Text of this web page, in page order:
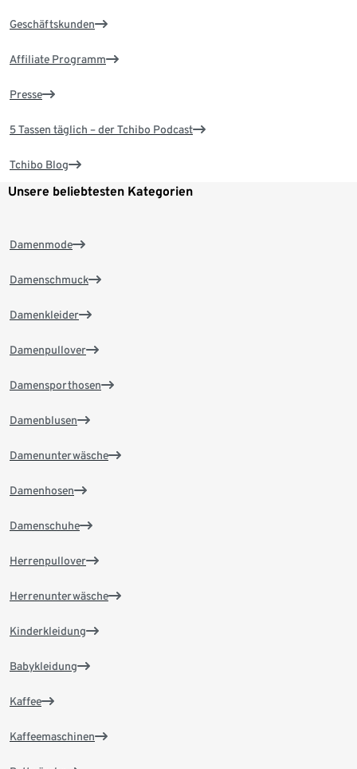
Geschäftskunden
Affiliate Programm
Presse
5 Tassen täglich – der Tchibo Podcast
Tchibo Blog
Unsere beliebtesten Kategorien
Damenmode
Damenschmuck
Damenkleider
Damenpullover
Damensporthosen
Damenblusen
Damenunterwäsche
Damenhosen
Damenschuhe
Herrenpullover
Herrenunterwäsche
Kinderkleidung
Babykleidung
Kaffee
Kaffeemaschinen